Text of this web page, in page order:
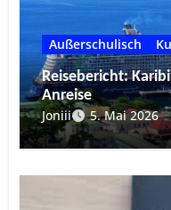
Außerschulisch
Reisebericht:
Anreise
Joniii
5. Mai 2026